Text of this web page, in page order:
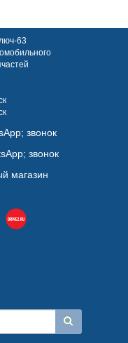
63
звонок
звонок
магазин